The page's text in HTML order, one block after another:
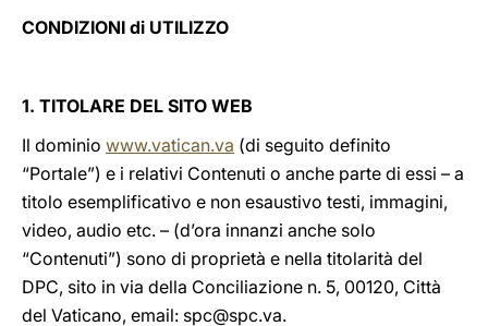
ESPAÑOL
DEUTSCH
POLSKI
العربيّة
CONDIZIONI di UTILIZZO
1. TITOLARE DEL SITO WEB
Il dominio www.vatican.va (di seguito definito
“Portale”) e i relativi Contenuti o anche parte di essi – a
titolo esemplificativo e non esaustivo testi, immagini,
video, audio etc. – (d’ora innanzi anche solo
“Contenuti”) sono di proprietà e nella titolarità del
DPC, sito in via della Conciliazione n. 5, 00120, Città
del Vaticano, email: spc@spc.va.